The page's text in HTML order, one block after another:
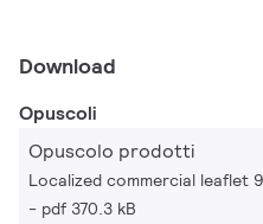
Download
Opuscoli
Opuscolo prodotti
Localized commercial leaflet
pdf 370.3 kB